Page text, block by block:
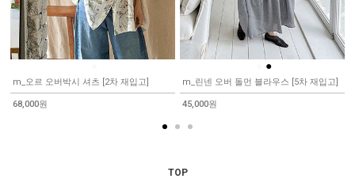
m_오르 오버박시 셔츠 [2차 재입고]
68,000원
●
m_린넨 오버 돌먼 블라우스 [5차 재입고]
45,000원
TOP